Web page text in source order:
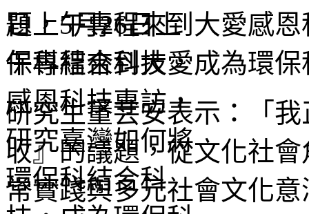
日上午專程來到大愛感
保科結合科技，成為環
研究生董芸安表示：「
收』的議題，從文化社
常實踐與多元社會文化